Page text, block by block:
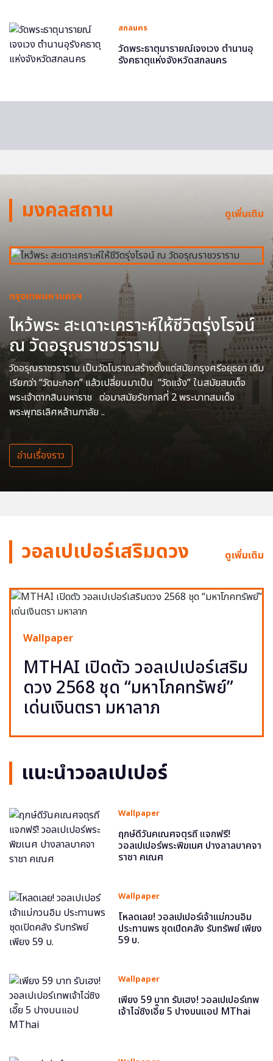
สกลนคร
วัดพระธาตุนารายณ์เจงเวง ตำนานอุ
รังคธาตุแห่งจังหวัดสกลนคร
มงคลสถาน ดูเพิ่มเติม
กรุงเทพมหานครฯ
ไหว้พระ สะเดาะเคราะห์ให้ชีวิตรุ่งโรจน์
ณ วัดอรุณราชวราราม
วัดอรุณราชวราราม เป็นวัดโบราณสร้างตั้งแต่สมัยกรุงศรีอยุธยา เดิม
เรียกว่า “วัดมะกอก” แล้วเปลี่ยนมาเป็น “วัดแจ้ง” ในสมัยสมเด็จ
พระเจ้าตากสินมหาราช ต่อมาสมัยรัชกาลที่ 2 พระบาทสมเด็จ
พระพุทธเลิศหล้านภาลัย ..
อ่านเรื่องราว
วอลเปเปอร์เสริมดวง ดูเพิ่มเติม
Wallpaper
MTHAI เปิดตัว วอลเปเปอร์เสริม
ดวง 2568 ชุด “มหาโภคทรัพย์”
เด่นเงินตรา มหาลาภ
แนะนำวอลเปเปอร์
Wallpaper
ฤกษ์ดีวันคเณศจตุรถี แจกฟรี!
วอลเปเปอร์พระพิฆเนศ ปางลาลบาคจา
ราชา คเณศ
Wallpaper
โหลดเลย! วอลเปเปอร์เจ้าแม่กวนอิม
ประทานพร ชุดเปิดคลัง รับทรัพย์ เพียง
59 บ.
Wallpaper
เพียง 59 บาท รับเฮง! วอลเปเปอร์เทพ
เจ้าไฉ่ซิงเอี๊ย 5 ปางบนแอป MThai